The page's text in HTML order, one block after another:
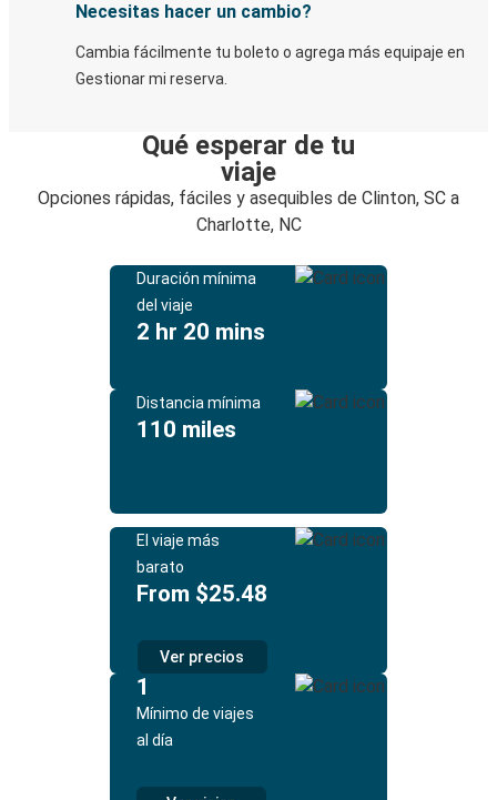
Necesitas hacer un cambio?
Cambia fácilmente tu boleto o agrega más equipaje en
Gestionar mi reserva.
Qué esperar de tu
viaje
Opciones rápidas, fáciles y asequibles de Clinton, SC a
Charlotte, NC
Duración mínima
del viaje
2 hr 20 mins
Distancia mínima
110 miles
El viaje más
barato
From $25.48
Ver precios
1
Mínimo de viajes
al día